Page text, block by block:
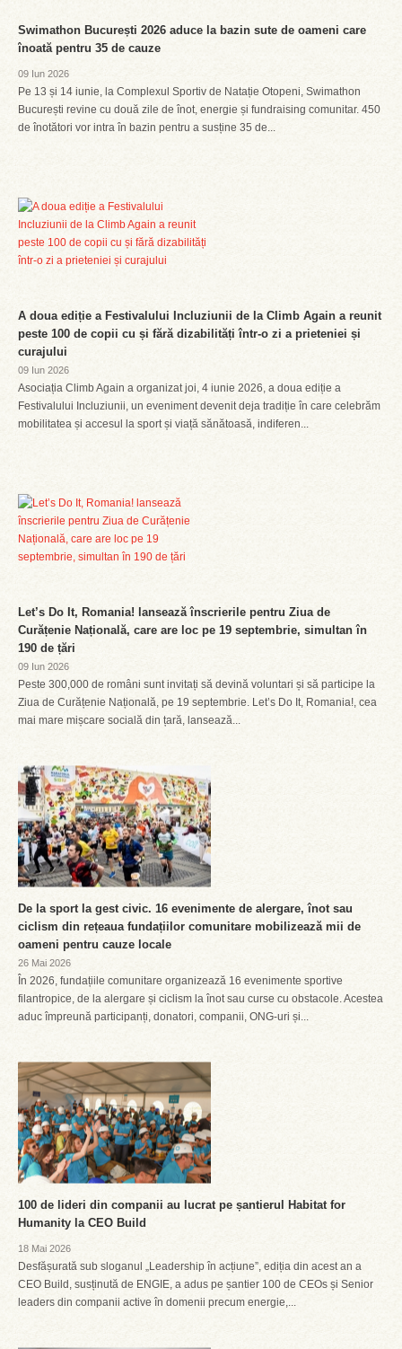
Swimathon București 2026 aduce la bazin sute de oameni care
înoată pentru 35 de cauze
09 Iun 2026
Pe 13 și 14 iunie, la Complexul Sportiv de Natație Otopeni, Swimathon
București revine cu două zile de înot, energie și fundraising comunitar. 450
de înotători vor intra în bazin pentru a susține 35 de...
A doua ediție a Festivalului Incluziunii de la Climb Again a reunit
peste 100 de copii cu și fără dizabilități într-o zi a prieteniei și
curajului
09 Iun 2026
Asociația Climb Again a organizat joi, 4 iunie 2026, a doua ediție a
Festivalului Incluziunii, un eveniment devenit deja tradiție în care celebrăm
mobilitatea și accesul la sport și viață sănătoasă, indiferen...
Let’s Do It, Romania! lansează înscrierile pentru Ziua de
Curățenie Națională, care are loc pe 19 septembrie, simultan în
190 de țări
09 Iun 2026
Peste 300,000 de români sunt invitați să devină voluntari și să participe la
Ziua de Curățenie Națională, pe 19 septembrie. Let’s Do It, Romania!, cea
mai mare mișcare socială din țară, lansează...
De la sport la gest civic. 16 evenimente de alergare, înot sau
ciclism din rețeaua fundațiilor comunitare mobilizează mii de
oameni pentru cauze locale
26 Mai 2026
În 2026, fundațiile comunitare organizează 16 evenimente sportive
filantropice, de la alergare și ciclism la înot sau curse cu obstacole. Acestea
aduc împreună participanți, donatori, companii, ONG-uri și...
100 de lideri din companii au lucrat pe șantierul Habitat for
Humanity la CEO Build
18 Mai 2026
Desfășurată sub sloganul „Leadership în acțiune”, ediția din acest an a
CEO Build, susținută de ENGIE, a adus pe șantier 100 de CEOs și Senior
leaders din companii active în domenii precum energie,...